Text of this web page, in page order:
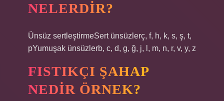
NELERDIR?
Ünsüz sertleştirmeSert ünsüzlerç, f, h, k, s, ş, t,
pYumuşak ünsüzlerb, c, d, g, ğ, j, l, m, n, r, v, y, z
FISTIKÇI ŞAHAP
NEDIR ÖRNEK?